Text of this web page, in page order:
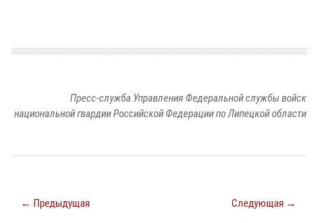
Пресс-служба Управления Федеральной службы войск
национальной гвардии Российской Федерации по Липецкой области
← Предыдущая Следующая →